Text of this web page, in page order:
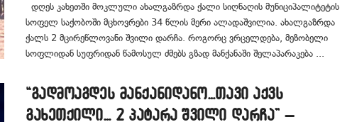
დღეს კახეთში მოკლული ახალგაზრდა ქალი სიღნაღის მუნიციპალიტეტის
სოფელ საქობოში მცხოვრები 34 წლის მერი ალადაშვილია. ახალგაზრდა
ქალს 2 მცირეწლოვანი შვილი დარჩა. როგორც ვრცელდება, მეზობელი
სოფლიდან სუფრიდან წამოსულ ძმებს გზად მანქანაში შელაპარაკება ...
“გადმოაგდეს მანქანიდანო…თავი აქვს
გახეთქილი… 2 პატარა შვილი დარჩა” –